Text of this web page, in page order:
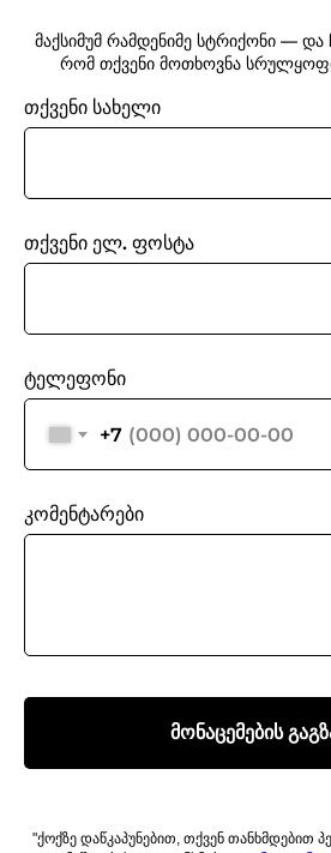
მაქსიმუმ რამდენიმე სტრიქონი — და
რომ თქვენი მოთხოვნა
თქვენი სახელი
თქვენი ელ. ფოსტა
ტელეფონი
+7
კომენტარები
მონაცემების
"ქოქზე დაწკაპუნებით, თქვენ თანხმდებით